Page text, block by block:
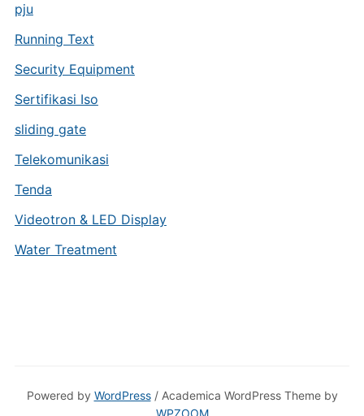
pju
Running Text
Security Equipment
Sertifikasi Iso
sliding gate
Telekomunikasi
Tenda
Videotron & LED Display
Water Treatment
Powered by WordPress/ Academica WordPress Theme by